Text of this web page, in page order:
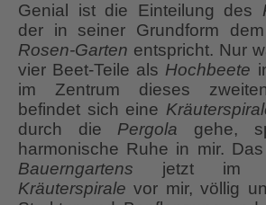
Genial ist die Einteilung des
der in seiner Grundform dem
Rosen-Garten entspricht. Nur
vier Beet-Teile alsHochbeete
im Zentrum dieses
befindet sich eine
durch diePergola gehe,
harmonische Ruhe in mir. Das
Bauerngartens jetzt im
Kräuterspirale vor mir, völlig